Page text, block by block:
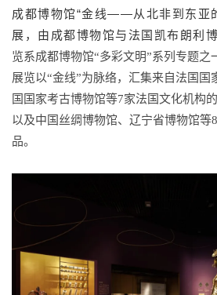
成都博物馆“金线——从北非到东亚
展，由成都博物馆与法国凯布朗利
览系成都博物馆“多彩文明”系列专题之
展览以“金线”为脉络，汇集来自法国国
国国家考古博物馆等7家法国文化机构
以及中国丝绸博物馆、辽宁省博物馆等
品。